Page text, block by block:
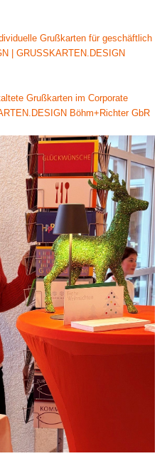
Grußkarten für geschäftlich
| GRUSSKARTEN.DESIGN
Grußkarten im Corporate
Böhm+Richter GbR